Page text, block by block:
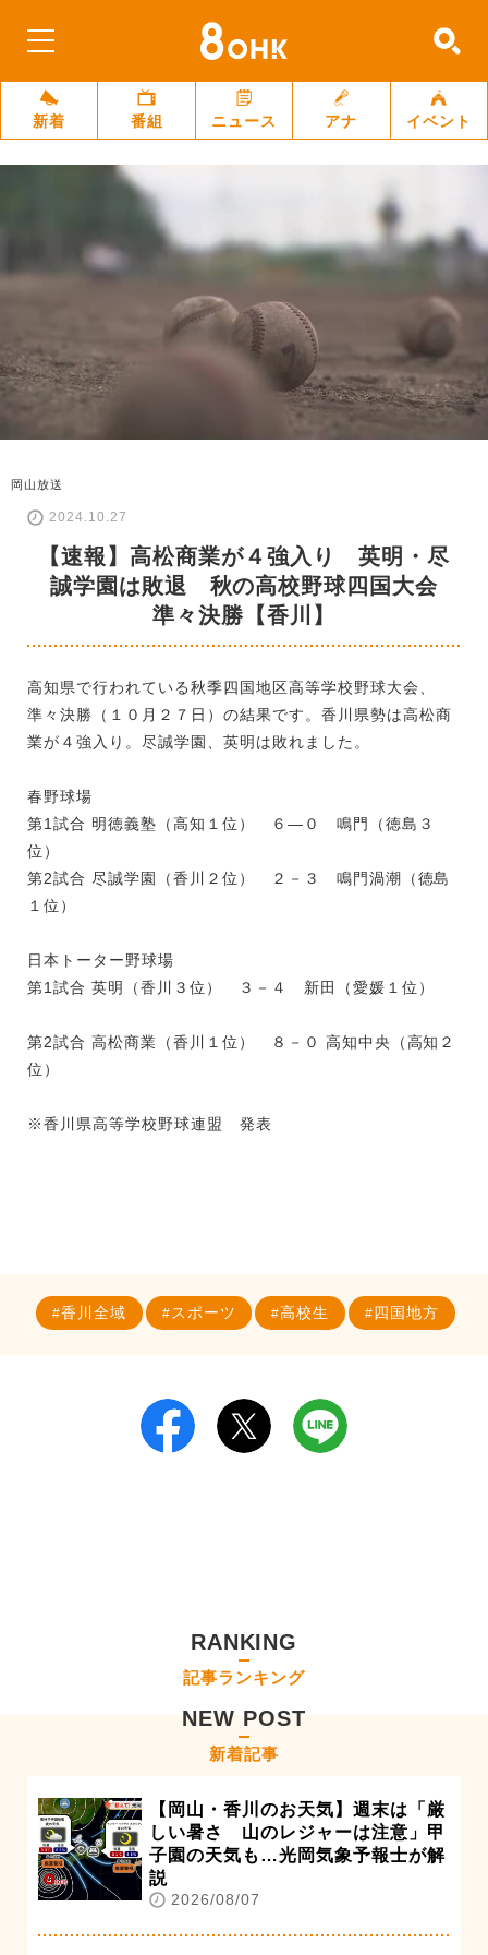
新着 番組 ニュース アナ イベント
岡山放送
2024.10.27
【速報】高松商業が４強入り 英明・尽
誠学園は敗退 秋の高校野球四国大会
準々決勝【香川】
高知県で行われている秋季四国地区高等学校野球大会、
準々決勝（１０月２７日）の結果です。香川県勢は高松商
業が４強入り。尽誠学園、英明は敗れました。
春野球場
第1試合 明徳義塾（高知１位） ６―０ 鳴門（徳島３
位）
第2試合 尽誠学園（香川２位） ２－３ 鳴門渦潮（徳島
１位）
日本トーター野球場
第1試合 英明（香川３位） ３－４ 新田（愛媛１位）
第2試合 高松商業（香川１位） ８－０ 高知中央（高知２
位）
※香川県高等学校野球連盟 発表
香川全域 スポーツ 高校生 四国地方
RANKING
記事ランキング
NEW POST
新着記事
【岡山・香川のお天気】週末は「厳
しい暑さ 山のレジャーは注意」甲
子園の天気も…光岡気象予報士が解
説
2026/08/07